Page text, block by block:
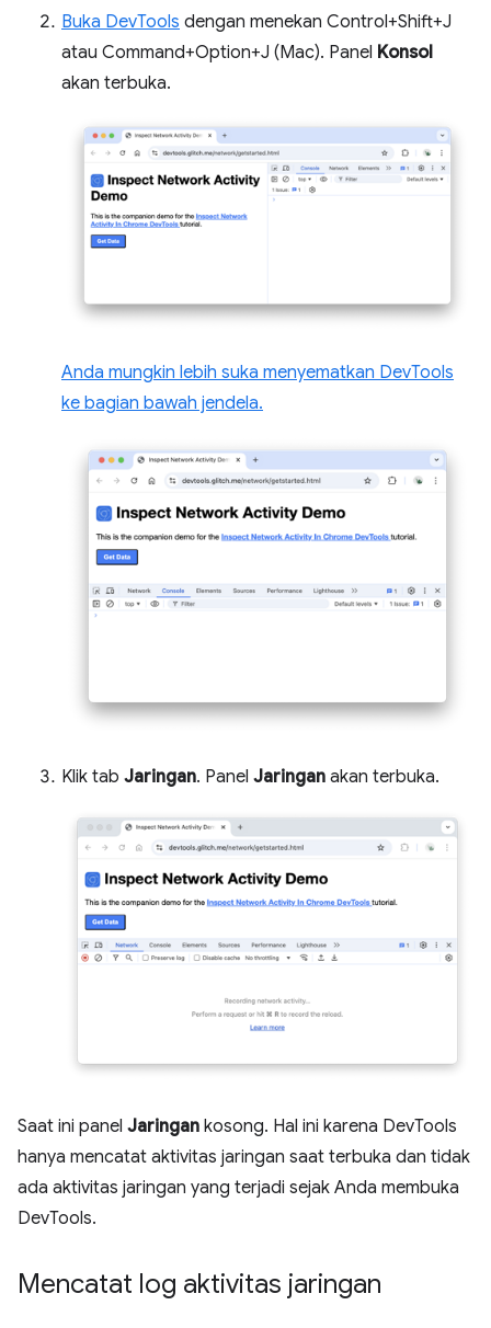
Buka DevTools dengan menekan Control+Shift+J
atau Command+Option+J (Mac). Panel Konsol
akan terbuka.
Anda mungkin lebih suka menyematkan DevTools
ke bagian bawah jendela.
Klik tab Jaringan. Panel Jaringan akan terbuka.
Saat ini panel Jaringan kosong. Hal ini karena DevTools
hanya mencatat aktivitas jaringan saat terbuka dan tidak
ada aktivitas jaringan yang terjadi sejak Anda membuka
DevTools.
Mencatat log aktivitas jaringan